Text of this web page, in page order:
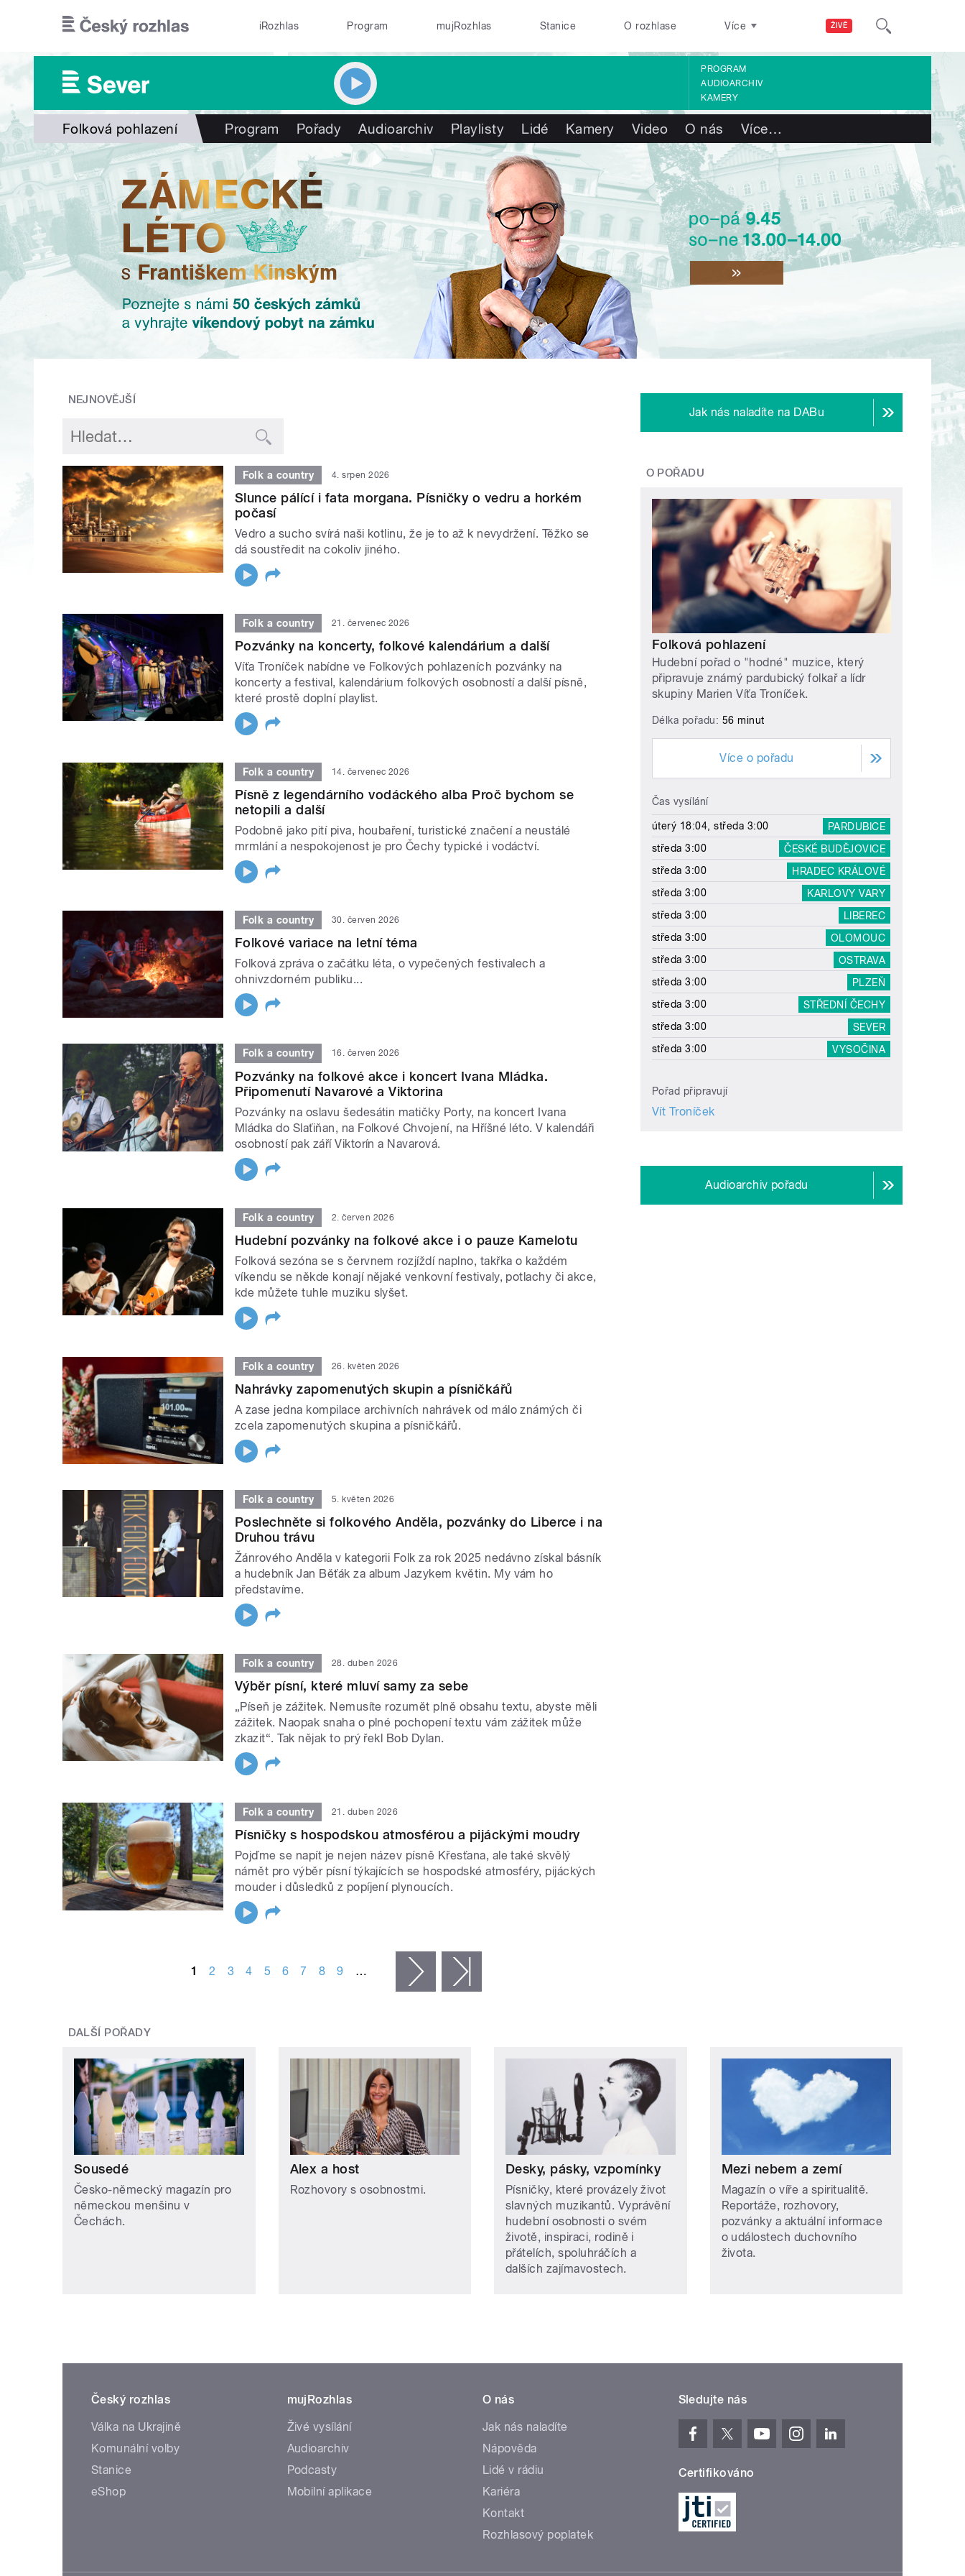
ŽIVĚ
iRozhlas Program mujRozhlas Stanice O rozhlase Více
PROGRAM
AUDIOARCHIV
KAMERY
Folková pohlazení Program Pořady Audioarchiv Playlisty Lidé Kamery Video O nás Více…
NEJNOVĚJŠÍ
Folk a country 4. srpen 2026
Slunce pálící i fata morgana. Písničky o vedru a horkém
počasí
Vedro a sucho svírá naši kotlinu, že je to až k nevydržení. Těžko se
dá soustředit na cokoliv jiného.
Folk a country 21. červenec 2026
Pozvánky na koncerty, folkové kalendárium a další
Víťa Troníček nabídne ve Folkových pohlazeních pozvánky na
koncerty a festival, kalendárium folkových osobností a další písně,
které prostě doplní playlist.
Folk a country 14. červenec 2026
Písně z legendárního vodáckého alba Proč bychom se
netopili a další
Podobně jako pití piva, houbaření, turistické značení a neustálé
mrmlání a nespokojenost je pro Čechy typické i vodáctví.
Folk a country 30. červen 2026
Folkové variace na letní téma
Folková zpráva o začátku léta, o vypečených festivalech a
ohnivzdorném publiku...
Folk a country 16. červen 2026
Pozvánky na folkové akce i koncert Ivana Mládka.
Připomenutí Navarové a Viktorina
Pozvánky na oslavu šedesátin matičky Porty, na koncert Ivana
Mládka do Slaťiňan, na Folkové Chvojení, na Hříšné léto. V kalendáři
osobností pak září Viktorín a Navarová.
Folk a country 2. červen 2026
Hudební pozvánky na folkové akce i o pauze Kamelotu
Folková sezóna se s červnem rozjíždí naplno, takřka o každém
víkendu se někde konají nějaké venkovní festivaly, potlachy či akce,
kde můžete tuhle muziku slyšet.
Folk a country 26. květen 2026
Nahrávky zapomenutých skupin a písničkářů
A zase jedna kompilace archivních nahrávek od málo známých či
zcela zapomenutých skupina a písničkářů.
Folk a country 5. květen 2026
Poslechněte si folkového Anděla, pozvánky do Liberce i na
Druhou trávu
Žánrového Anděla v kategorii Folk za rok 2025 nedávno získal básník
a hudebník Jan Běťák za album Jazykem květin. My vám ho
představíme.
Folk a country 28. duben 2026
Výběr písní, které mluví samy za sebe
„Píseň je zážitek. Nemusíte rozumět plně obsahu textu, abyste měli
zážitek. Naopak snaha o plné pochopení textu vám zážitek může
zkazit“. Tak nějak to prý řekl Bob Dylan.
Folk a country 21. duben 2026
Písničky s hospodskou atmosférou a pijáckými moudry
Pojďme se napít je nejen název písně Křesťana, ale také skvělý
námět pro výběr písní týkajících se hospodské atmosféry, pijáckých
mouder i důsledků z popíjení plynoucích.
1 2 3 4 5 6 7 8 9 … následující ›
Jak nás naladíte na DABu
O POŘADU
Folková pohlazení
Hudební pořad o "hodné" muzice, který
připravuje známý pardubický folkař a lídr
skupiny Marien Víťa Troníček.
Délka pořadu: 56 minut
Více o pořadu
Čas vysílání
úterý 18:04, středa 3:00
PARDUBICE
středa 3:00
ČESKÉ BUDĚJOVICE
středa 3:00
HRADEC KRÁLOVÉ
středa 3:00
KARLOVY VARY
středa 3:00
LIBEREC
středa 3:00
OLOMOUC
středa 3:00
OSTRAVA
středa 3:00
PLZEŇ
středa 3:00
STŘEDNÍ ČECHY
středa 3:00
SEVER
středa 3:00
VYSOČINA
Pořad připravují
Vít Troníček
Audioarchiv pořadu
DALŠÍ POŘADY
Sousedé
Česko-německý magazín pro
německou menšinu v
Čechách.
Alex a host
Rozhovory s osobnostmi.
Desky, pásky, vzpomínky
Písničky, které provázely život
slavných muzikantů. Vyprávění
hudební osobnosti o svém
životě, inspiraci, rodině i
přátelích, spoluhráčích a
dalších zajímavostech.
Mezi nebem a zemí
Magazín o víře a spiritualitě.
Reportáže, rozhovory,
pozvánky a aktuální informace
o událostech duchovního
života.
Český rozhlas
Válka na Ukrajině
Komunální volby
Stanice
eShop
mujRozhlas
Živé vysílání
Audioarchiv
Podcasty
Mobilní aplikace
O nás
Jak nás naladíte
Nápověda
Lidé v rádiu
Kariéra
Kontakt
Rozhlasový poplatek
Sledujte nás
Certifikováno